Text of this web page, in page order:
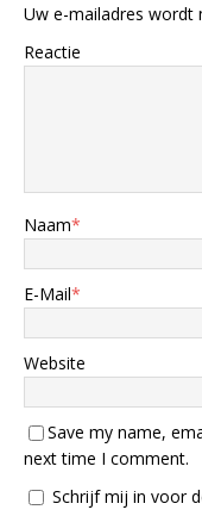
Uw e-mailadres wordt
Reactie
Naam*
E-Mail*
Website
Save my name,
next time I comment.
Schrijf mij in voor